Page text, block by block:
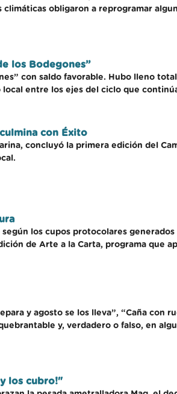
obligaron a reprogramar
los Bodegones”
con saldo favorable. Hubo lleno
entre los ejes del ciclo que
con Éxito
concluyó la primera edición del
los cupos protocolares
de Arte a la Carta, programa que
y agosto se los lleva”, “Caña con
y, verdadero o falso, en
y los cubro!"